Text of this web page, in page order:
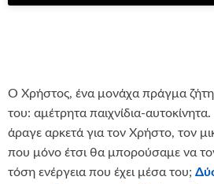
Ο Χρήστος, ένα μονάχα πράγμα
του: αμέτρητα παιχνίδια-αυτοκίνητα.
άραγε αρκετά για τον Χρήστο, τον
που μόνο έτσι θα μπορούσαμε να
τόση ενέργεια που έχει μέσα του;